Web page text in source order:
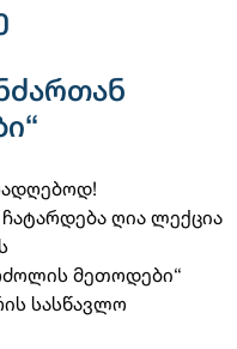
ჩატარდება ღია ლექცია
მეთოდები“
სასწავლო